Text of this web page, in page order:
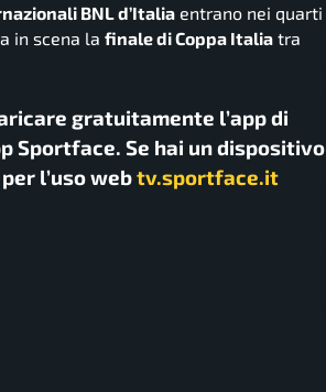
BNL d’Italia entrano nei quarti
in scena la finale di Coppa Italia tra
gratuitamente l’app di
Sportface. Se hai un dispositivo
l’uso webtv.sportface.it